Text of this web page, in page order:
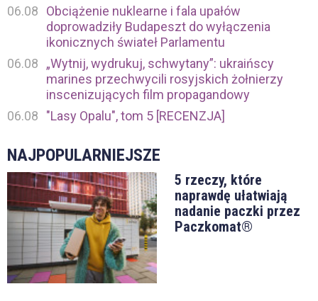
06.08
Obciążenie nuklearne i fala upałów
doprowadziły Budapeszt do wyłączenia
ikonicznych świateł Parlamentu
06.08
„Wytnij, wydrukuj, schwytany”: ukraińscy
marines przechwycili rosyjskich żołnierzy
inscenizujących film propagandowy
06.08
"Lasy Opalu", tom 5 [RECENZJA]
NAJPOPULARNIEJSZE
5 rzeczy, które
naprawdę ułatwiają
nadanie paczki przez
Paczkomat®